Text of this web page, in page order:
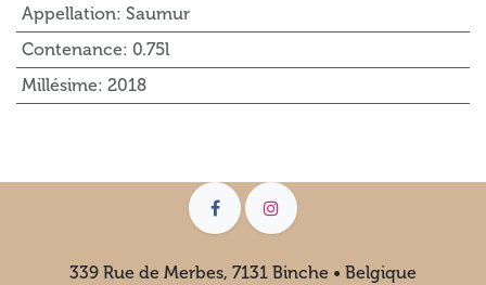
Appellation: Saumur
Contenance: 0.75l
Millésime: 2018
339 Rue de Merbes, 7131 Binche • Belgique